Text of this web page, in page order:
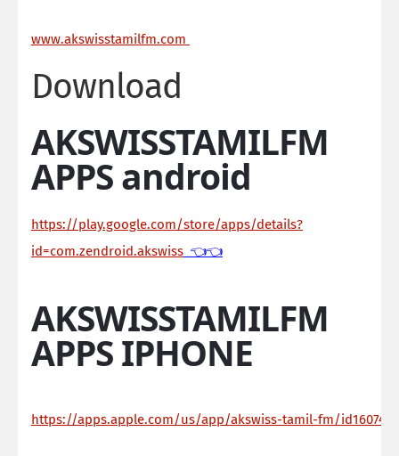
www.akswisstamilfm.com
Download
AKSWISSTAMILFM
APPS android
https://play.google.com/store/apps/details?
id=com.zendroid.akswiss 👈👈
AKSWISSTAMILFM
APPS IPHONE
https://apps.apple.com/us/app/akswiss-tamil-fm/